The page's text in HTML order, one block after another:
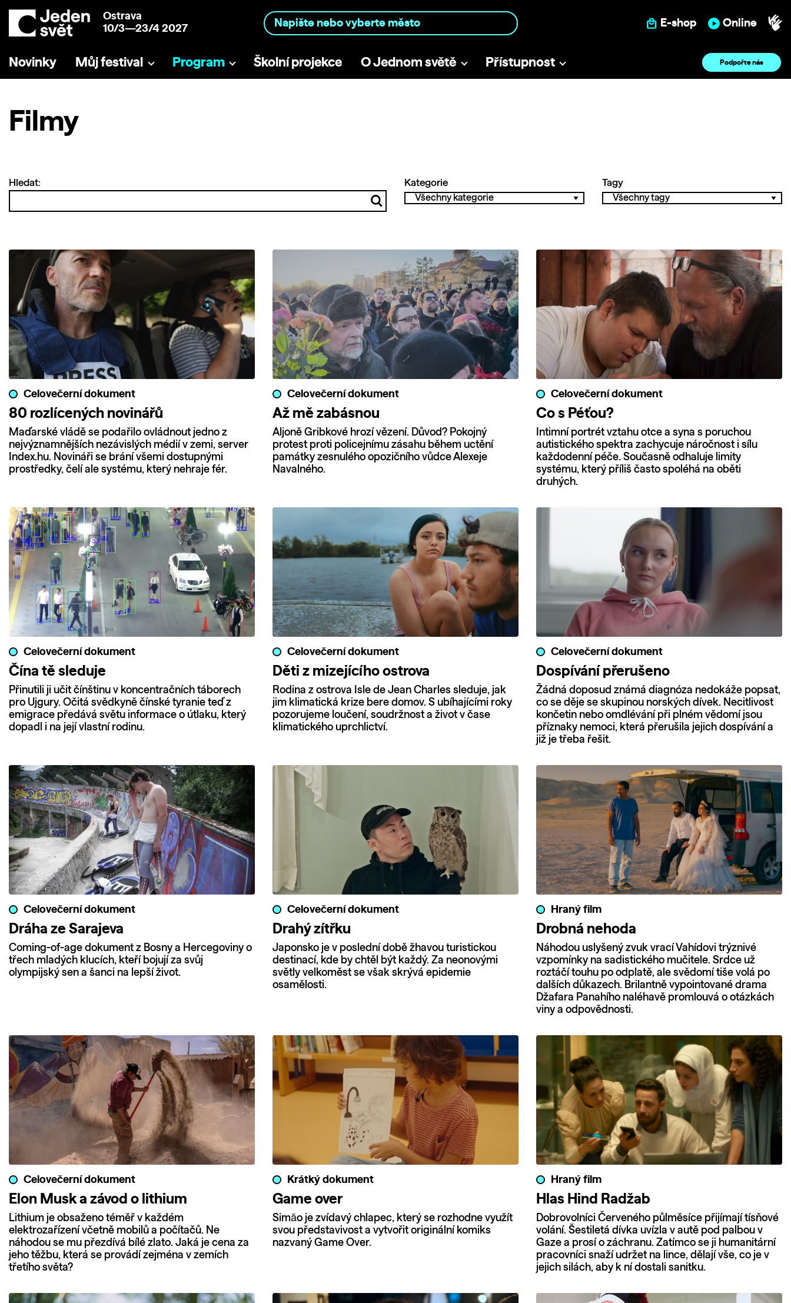
Ostrava
10/3—23/4 2027
E-shop Online
Novinky Můj festival Program Školní projekce O Jednom světě Přístupnost Podpořte nás
Filmy
Hledat: Kategorie Tagy
Celovečerní dokument
80 rozlícených novinářů
Maďarské vládě se podařilo ovládnout jedno z
nejvýznamnějších nezávislých médií v zemi, server
Index.hu. Novináři se brání všemi dostupnými
prostředky, čelí ale systému, který nehraje fér.
Celovečerní dokument
Až mě zabásnou
Aljoně Gribkové hrozí vězení. Důvod? Pokojný
protest proti policejnímu zásahu během uctění
památky zesnulého opozičního vůdce Alexeje
Navalného.
Celovečerní dokument
Co s Péťou?
Intimní portrét vztahu otce a syna s poruchou
autistického spektra zachycuje náročnost i sílu
každodenní péče. Současně odhaluje limity
systému, který příliš často spoléhá na oběti
druhých.
Celovečerní dokument
Čína tě sleduje
Přinutili ji učit čínštinu v koncentračních táborech
pro Ujgury. Očitá svědkyně čínské tyranie teď z
emigrace předává světu informace o útlaku, který
dopadl i na její vlastní rodinu.
Celovečerní dokument
Děti z mizejícího ostrova
Rodina z ostrova Isle de Jean Charles sleduje, jak
jim klimatická krize bere domov. S ubíhajícími roky
pozorujeme loučení, soudržnost a život v čase
klimatického uprchlictví.
Celovečerní dokument
Dospívání přerušeno
Žádná doposud známá diagnóza nedokáže popsat,
co se děje se skupinou norských dívek. Necitlivost
končetin nebo omdlévání při plném vědomí jsou
příznaky nemoci, která přerušila jejich dospívání a
již je třeba řešit.
Celovečerní dokument
Dráha ze Sarajeva
Coming-of-age dokument z Bosny a Hercegoviny o
třech mladých klucích, kteří bojují za svůj
olympijský sen a šanci na lepší život.
Celovečerní dokument
Drahý zítřku
Japonsko je v poslední době žhavou turistickou
destinací, kde by chtěl být každý. Za neonovými
světly velkoměst se však skrývá epidemie
osamělosti.
Hraný film
Drobná nehoda
Náhodou uslyšený zvuk vrací Vahídovi trýznivé
vzpomínky na sadistického mučitele. Srdce už
roztáčí touhu po odplatě, ale svědomí tiše volá po
dalších důkazech. Brilantně vypointované drama
Džafara Panahího naléhavě promlouvá o otázkách
viny a odpovědnosti.
Celovečerní dokument
Elon Musk a závod o lithium
Lithium je obsaženo téměř v každém
elektrozařízení včetně mobilů a počítačů. Ne
náhodou se mu přezdívá bílé zlato. Jaká je cena za
jeho těžbu, která se provádí zejména v zemích
třetího světa?
Krátký dokument
Game over
Simão je zvídavý chlapec, který se rozhodne využít
svou představivost a vytvořit originální komiks
nazvaný Game Over.
Hraný film
Hlas Hind Radžab
Dobrovolníci Červeného půlměsíce přijímají tísňové
volání. Šestiletá dívka uvízla v autě pod palbou v
Gaze a prosí o záchranu. Zatímco se ji humanitární
pracovníci snaží udržet na lince, dělají vše, co je v
jejich silách, aby k ní dostali sanitku.